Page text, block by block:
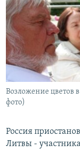
РАСПИСАНИЕ
ПОДПИШИТЕСЬ
СОЦИАЛЬНЫЕ СЕТИ
Возложение цветов
фото)
Россия
Литвы -